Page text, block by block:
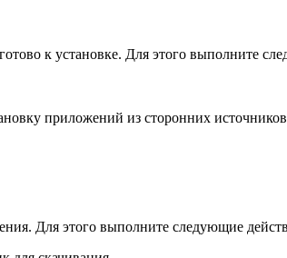
к установке. Для этого выполните
приложений из сторонних
Для этого выполните следующие